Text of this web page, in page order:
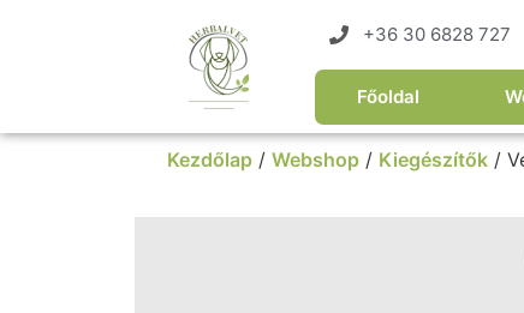
+36 30 6828 727
Főoldal
Kezdőlap / Webshop / Kiegészítők /